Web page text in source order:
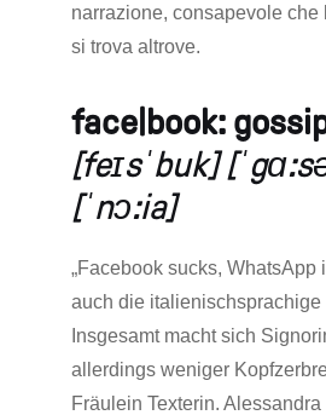
narrazione, consapevole che
si trova altrove.
face|book:
[feɪsˈbuk]
[ˈnɔ:ia]
„Facebook sucks, WhatsApp
auch die italienischsprachige
Insgesamt macht sich
allerdings weniger
Fräulein Texterin.